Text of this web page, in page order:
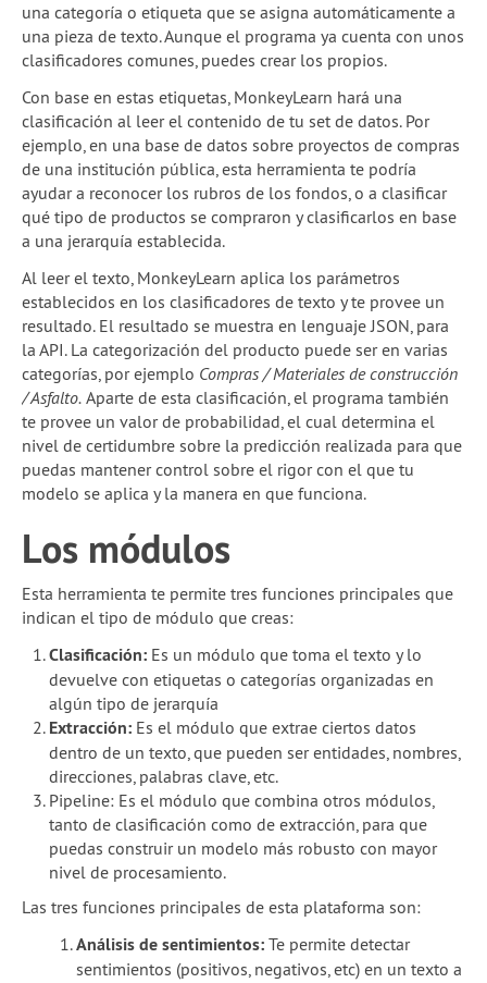
una categoría o etiqueta que se asigna automáticamente a
una pieza de texto. Aunque el programa ya cuenta con unos
clasificadores comunes, puedes crear los propios.
Con base en estas etiquetas, MonkeyLearn hará una
clasificación al leer el contenido de tu set de datos. Por
ejemplo, en una base de datos sobre proyectos de compras
de una institución pública, esta herramienta te podría
ayudar a reconocer los rubros de los fondos, o a clasificar
qué tipo de productos se compraron y clasificarlos en base
a una jerarquía establecida.
Al leer el texto, MonkeyLearn aplica los parámetros
establecidos en los clasificadores de texto y te provee un
resultado. El resultado se muestra en lenguaje JSON, para
la API. La categorización del producto puede ser en varias
categorías, por ejemplo Compras / Materiales de construcción
/ Asfalto. Aparte de esta clasificación, el programa también
te provee un valor de probabilidad, el cual determina el
nivel de certidumbre sobre la predicción realizada para que
puedas mantener control sobre el rigor con el que tu
modelo se aplica y la manera en que funciona.
Los módulos
Esta herramienta te permite tres funciones principales que
indican el tipo de módulo que creas:
Clasificación: Es un módulo que toma el texto y lo
devuelve con etiquetas o categorías organizadas en
algún tipo de jerarquía
Extracción: Es el módulo que extrae ciertos datos
dentro de un texto, que pueden ser entidades, nombres,
direcciones, palabras clave, etc.
Pipeline: Es el módulo que combina otros módulos,
tanto de clasificación como de extracción, para que
puedas construir un modelo más robusto con mayor
nivel de procesamiento.
Las tres funciones principales de esta plataforma son:
Análisis de sentimientos: Te permite detectar
sentimientos (positivos, negativos, etc) en un texto a